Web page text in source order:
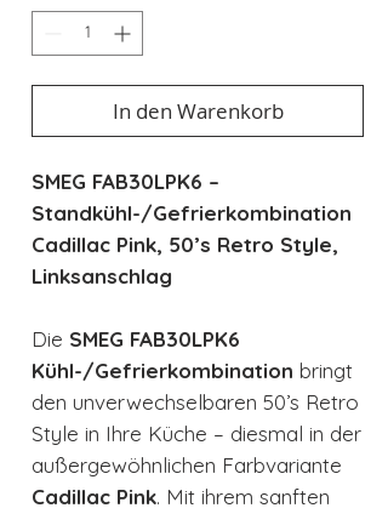
In den Warenkorb
SMEG FAB30LPK6 –
Standkühl-/Gefrierkombination
Cadillac Pink, 50’s Retro Style,
Linksanschlag
Die SMEG FAB30LPK6
Kühl-/Gefrierkombination bringt
den unverwechselbaren 50’s Retro
Style in Ihre Küche – diesmal in der
außergewöhnlichen Farbvariante
Cadillac Pink. Mit ihrem sanften